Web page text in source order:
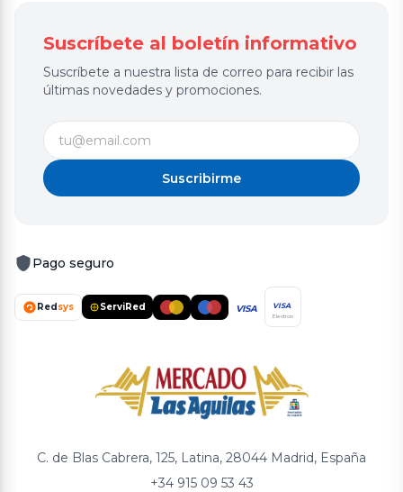
Suscríbete al boletín informativo
Suscríbete a nuestra lista de correo para recibir las
últimas novedades y promociones.
Suscribirme
Pago seguro
Redsys ServiRed VISA VISA
Electron
C. de Blas Cabrera, 125, Latina, 28044 Madrid, España
+34 915 09 53 43